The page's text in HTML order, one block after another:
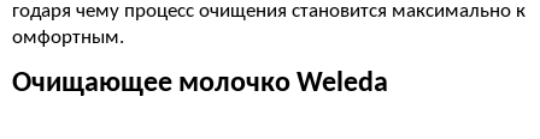
годаря чему процесс очищения становится максимально к
омфортным.
Очищающее молочко Weleda